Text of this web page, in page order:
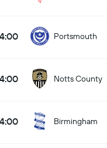
Portsmouth
Notts County
Birmingham